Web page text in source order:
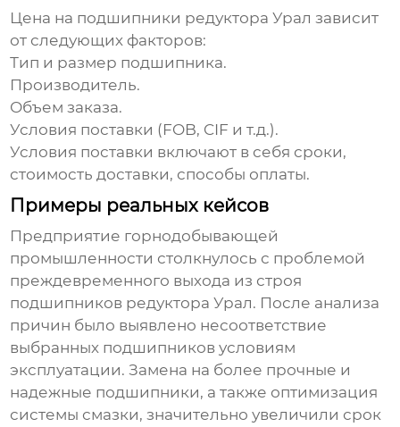
Цена на подшипники редуктора Урал зависит
от следующих факторов:
Тип и размер подшипника.
Производитель.
Объем заказа.
Условия поставки (FOB, CIF и т.д.).
Условия поставки включают в себя сроки,
стоимость доставки, способы оплаты.
Примеры реальных кейсов
Предприятие горнодобывающей
промышленности столкнулось с проблемой
преждевременного выхода из строя
подшипников редуктора Урал. После анализа
причин было выявлено несоответствие
выбранных подшипников условиям
эксплуатации. Замена на более прочные и
надежные подшипники, а также оптимизация
системы смазки, значительно увеличили срок